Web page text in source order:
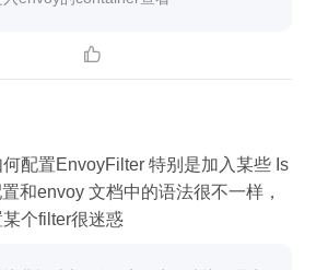

配置EnvoyFilter 特别是加入某些 Is
和envoy 文档中的语法很不一样，
个filter很迷惑